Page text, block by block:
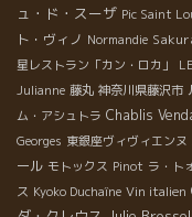
ュ・ド・スーザ Pic Saint
ト・ヴィノ Normandie
星レストラン「カン・ロカ」
Julianne 藤丸 神奈川県藤沢市
ム・アシュトラ Chablis
Georges 東銀座ヴィヴィエンヌ
ール モトックス Pinot ラ・ト
ス Kyoko Duchaîne Vin italien